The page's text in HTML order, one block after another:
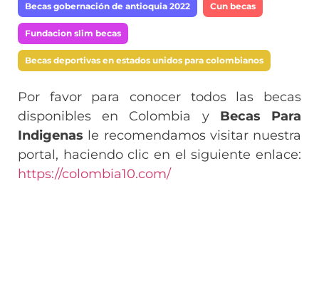
Becas gobernación de antioquia 2022 Cun becas
Fundacion slim becas
Becas deportivas en estados unidos para colombianos
Por favor para conocer todos las becas
disponibles en Colombia y Becas Para
Indigenas le recomendamos visitar nuestra
portal, haciendo clic en el siguiente enlace:
https://colombia10.com/